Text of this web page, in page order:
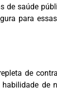
de saúde
para
de
de